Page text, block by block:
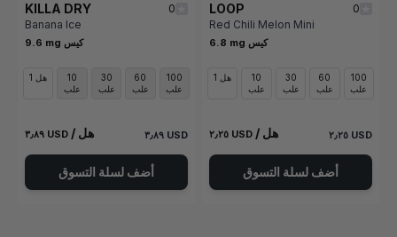
KILLA DRY
0
Banana Ice
9.6 mg كيس
1 هل
10
علب
30
علب
60
علب
100
علب
٣٫٨٩ USD / هل ٣٫٨٩ USD
أضف لسلة التسوق
LOOP
0
Red Chili Melon Mini
6.8 mg كيس
1 هل
10
علب
30
علب
60
علب
100
علب
٢٫٢٥ USD / هل ٢٫٢٥ USD
أضف لسلة التسوق